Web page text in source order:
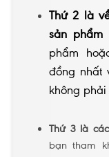
Thứ 2 là
sản phẩm
phẩm
đồng nhất
không
Thứ 3 là
bạn tham